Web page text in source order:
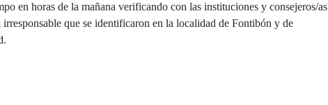
en horas de la mañana verificando con las instituciones y consejeros/as
que se identificaron en la localidad de Fontibón y de